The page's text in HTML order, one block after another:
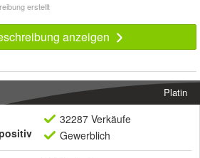
erstellt
anzeigen
Platin
32287 Verkäufe
Gewerblich